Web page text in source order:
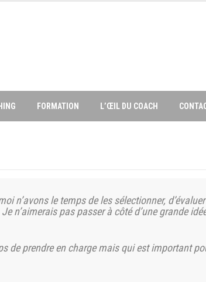
FORMATION L’ŒIL DU COACH
n’avons le temps de les sélectionner, d’évaluer
Jen’aimerais pas passer à côté d’une grande
de prendre en charge maisqui estimportant